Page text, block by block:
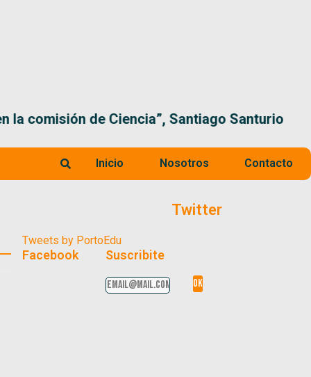
comisión de Ciencia”, Santiago Santurio
Inicio Nosotros Contacto
Twitter
Tweets by PortoEdu
Facebook Suscribite